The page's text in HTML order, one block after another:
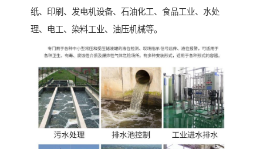
纸、印刷、发电机设备、石油化工、食品工业、水处
理、电工、染料工业、油压机械等。